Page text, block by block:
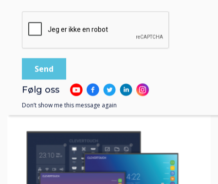
Digital Signage
Interactive Displays
Find out more
Følg oss
Don’t show me this message again